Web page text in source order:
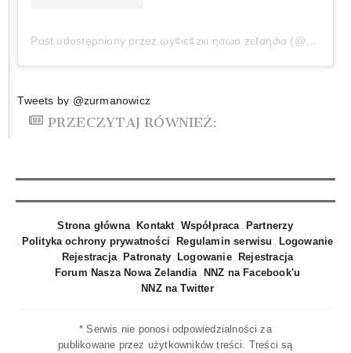
Post udostępniony przez ωу¢ιє¢zкι ησωα zєℓαη∂ια (@wycieczkinowazelandia)
Tweets by @zurmanowicz
PRZECZYTAJ RÓWNIEŻ:
Strona główna Kontakt Współpraca Partnerzy
Polityka ochrony prywatności
Regulamin serwisu
Logowanie
Rejestracja Patronaty Logowanie Rejestracja
Forum Nasza Nowa Zelandia NNZ na Facebook'u
NNZ na Twitter
* Serwis nie ponosi odpowiedzialności za
publikowane przez użytkowników treści. Treści są